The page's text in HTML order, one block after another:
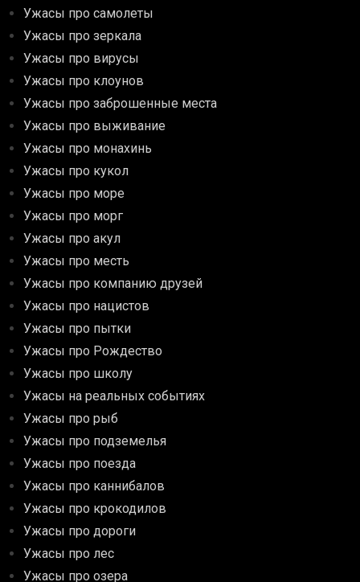
Ужасы про самолеты
Ужасы про зеркала
Ужасы про вирусы
Ужасы про клоунов
Ужасы про заброшенные места
Ужасы про выживание
Ужасы про монахинь
Ужасы про кукол
Ужасы про море
Ужасы про морг
Ужасы про акул
Ужасы про месть
Ужасы про компанию друзей
Ужасы про нацистов
Ужасы про пытки
Ужасы про Рождество
Ужасы про школу
Ужасы на реальных событиях
Ужасы про рыб
Ужасы про подземелья
Ужасы про поезда
Ужасы про каннибалов
Ужасы про крокодилов
Ужасы про дороги
Ужасы про лес
Ужасы про озера